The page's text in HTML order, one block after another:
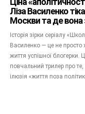
Ліза Василенко
Москви та де вона
Історія зірки серіалу
Василенко — це не просто
життя успішної блогерки.
повчальний трилер про те,
ілюзія «життя поза